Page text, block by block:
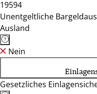
19594
Unentgeltliche
Ausland
Nein
Gesetzliches